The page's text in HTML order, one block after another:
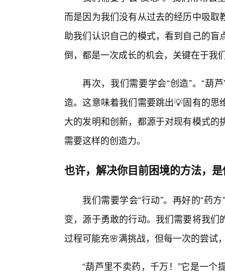
而是因为我们没有从过去的经历中吸
助我们认识自己的模式，看到自己的
倒，都是一次成长的机会，关键在于我
再次，我们需要学会“创造”。“葫
造。这意味着我们需要跳出💡固有的
大的发明和创新，都源于对现有模式
需要这样的创造力。
也许，解决你目前困境的方法，
我们需要学会“行动”。再好的“药
变，源于勇敢的行动。我们需要将我
过程可能充🌸满挑战，但每一次的尝试
“葫芦里不卖药，千万！”它是一